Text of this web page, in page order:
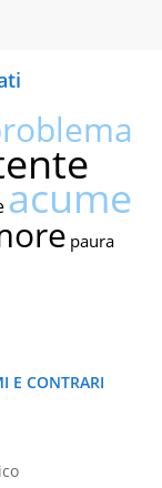
acume
paura
E CONTRARI